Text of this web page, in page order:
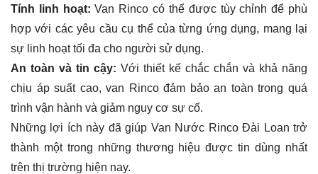
Tính linh hoạt: Van Rinco có thể được tùy chỉnh để phù
hợp với các yêu cầu cụ thể của từng ứng dụng, mang lại
sự linh hoạt tối đa cho người sử dụng.
An toàn và tin cậy: Với thiết kế chắc chắn và khả năng
chịu áp suất cao, van Rinco đảm bảo an toàn trong quá
trình vận hành và giảm nguy cơ sự cố.
Những lợi ích này đã giúp Van Nước Rinco Đài Loan trở
thành một trong những thương hiệu được tin dùng nhất
trên thị trường hiện nay.